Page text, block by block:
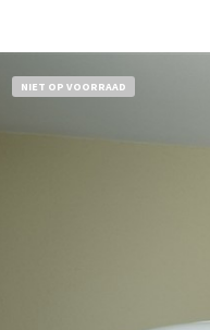
NIET OP VOORRAAD